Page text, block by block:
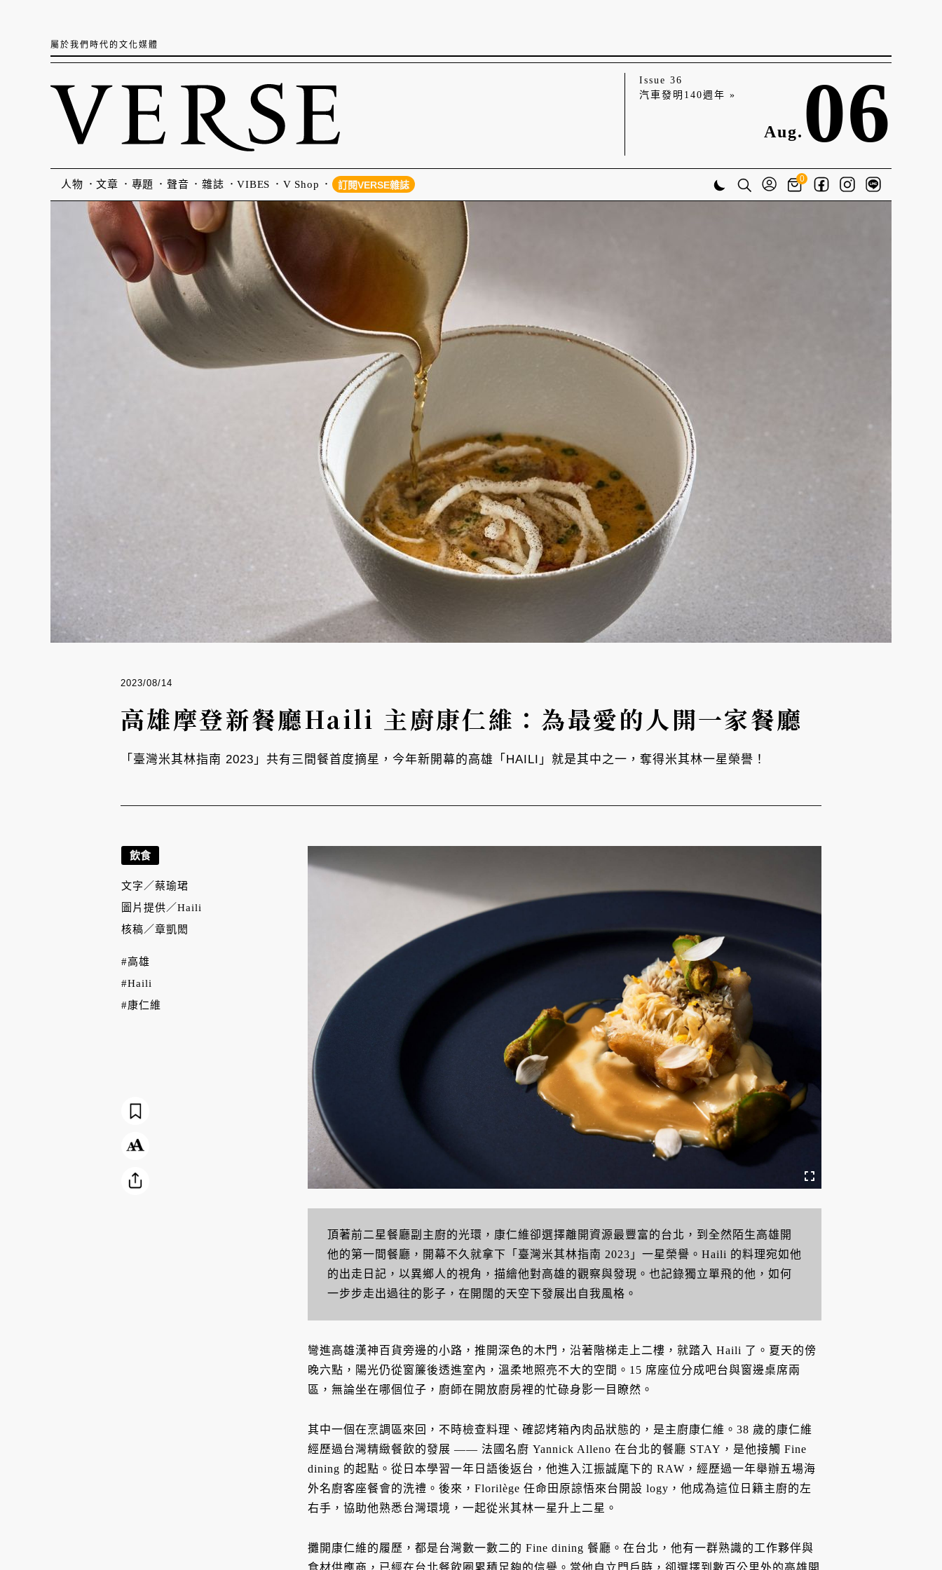
屬於我們時代的文化媒體
Issue 36
汽車發明140週年 »
Aug. 06
人物 文章 專題 聲音 雜誌 VIBES V Shop 訂閱VERSE雜誌
0
2023/08/14
高雄摩登新餐廳Haili 主廚康仁維：為最愛的人開一家餐廳
「臺灣米其林指南 2023」共有三間餐首度摘星，今年新開幕的高雄「HAILI」就是其中之一，奪得米其林一星榮譽！
頂著前二星餐廳副主廚的光環，康仁維卻選擇離開資源最豐富的台北，到全然陌生高雄開
他的第一間餐廳，開幕不久就拿下「臺灣米其林指南 2023」一星榮譽。Haili 的料理宛如他
的出走日記，以異鄉人的視角，描繪他對高雄的觀察與發現。也記錄獨立單飛的他，如何
一步步走出過往的影子，在開闊的天空下發展出自我風格。
彎進高雄漢神百貨旁邊的小路，推開深色的木門，沿著階梯走上二樓，就踏入 Haili 了。夏天的傍
晚六點，陽光仍從窗簾後透進室內，溫柔地照亮不大的空間。15 席座位分成吧台與窗邊桌席兩
區，無論坐在哪個位子，廚師在開放廚房裡的忙碌身影一目瞭然。
其中一個在烹調區來回，不時檢查料理、確認烤箱內肉品狀態的，是主廚康仁維。38 歲的康仁維
經歷過台灣精緻餐飲的發展 —— 法國名廚 Yannick Alleno 在台北的餐廳 STAY，是他接觸 Fine
dining 的起點。從日本學習一年日語後返台，他進入江振誠麾下的 RAW，經歷過一年舉辦五場海
外名廚客座餐會的洗禮。後來，Florilège 任命田原諒悟來台開設 logy，他成為這位日籍主廚的左
右手，協助他熟悉台灣環境，一起從米其林一星升上二星。
攤開康仁維的履歷，都是台灣數一數二的 Fine dining 餐廳。在台北，他有一群熟識的工作夥伴與
食材供應商，已經在台北餐飲圈累積足夠的信譽。當他自立門戶時，卻選擇到數百公里外的高雄開
飲食
文字／蔡瑜珺
圖片提供／Haili
核稿／章凱閎
#高雄
#Haili
#康仁維